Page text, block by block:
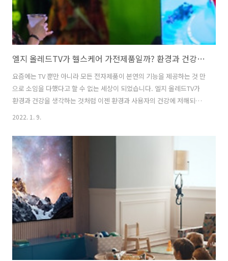
엘지 올레드TV가 헬스케어 가전제품일까? 환경과 건강을 생각하는 LG전자의 기술
요즘에는 TV 뿐만 아니라 모든 전자제품이 본연의 기능을 제공하는 것 만
으로 소임을 다했다고 할 수 없는 세상이 되었습니다. 엘지 올레드TV가
환경과 건강을 생각하는 것처럼 이젠 환경과 사용자의 건강에 저해되는
전자제품은 소비자들에게 점차 외면을 받을 확률이 높지 않을까 싶네요.
무가 되고 있습니다. 전기차와 수소차로 전환되는 오토모빌리티 산업도
이러한 맥락이라고 볼 수 있습니다. LG전자의 올레드TV도 이러한 시대
흐름에 맞춰 환경은 물론 고객의 건강 그리고 탄소배출량 감소를 위한 노
력이 적용되어 있습니다. 건강과 환경을 생각하는 LG 올레드TV LG전자
는 올레드 아트 프로젝트를 CES 2022 가상전시관에서 제공하면서 수많
은 잠재 고..
2022. 1. 9.